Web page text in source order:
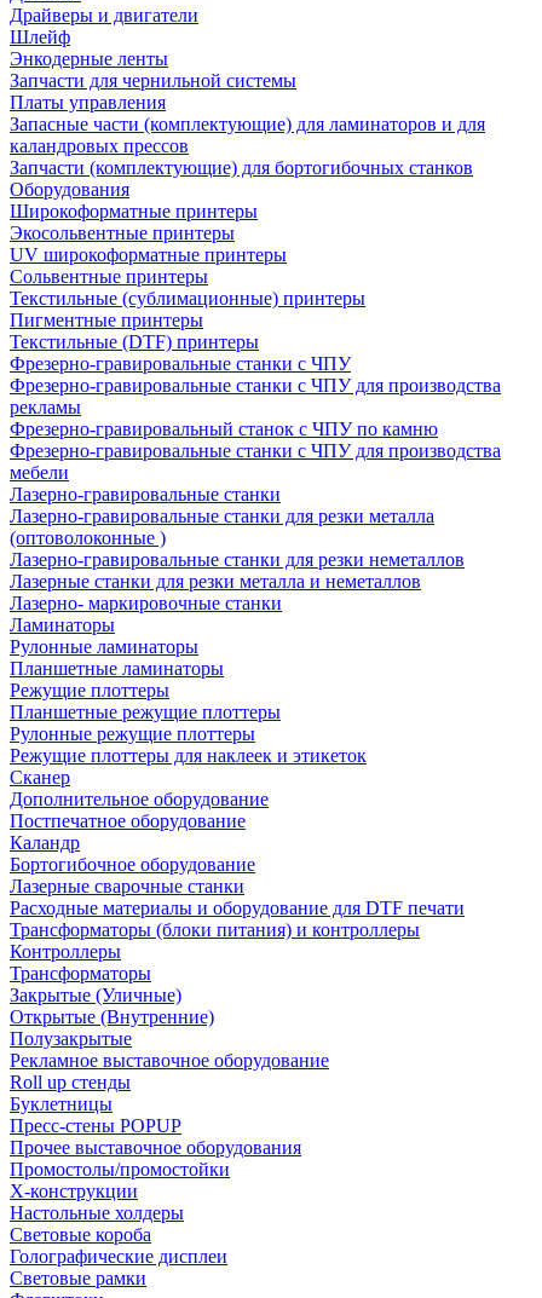
Драйверы и двигатели
Шлейф
Энкодерные ленты
Запчасти для чернильной системы
Платы управления
Запасные части (комплектующие) для ламинаторов и для
каландровых прессов
Запчасти (комплектующие) для бортогибочных станков
Оборудования
Широкоформатные принтеры
Экосольвентные принтеры
UV широкоформатные принтеры
Сольвентные принтеры
Текстильные (сублимационные) принтеры
Пигментные принтеры
Текстильные (DTF) принтеры
Фрезерно-гравировальные станки с ЧПУ
Фрезерно-гравировальные станки с ЧПУ для производства
рекламы
Фрезерно-гравировальный станок с ЧПУ по камню
Фрезерно-гравировальные станки с ЧПУ для производства
мебели
Лазерно-гравировальные станки
Лазерно-гравировальные станки для резки металла
(оптоволоконные )
Лазерно-гравировальные станки для резки неметаллов
Лазерные станки для резки металла и неметаллов
Лазерно- маркировочные станки
Ламинаторы
Рулонные ламинаторы
Планшетные ламинаторы
Режущие плоттеры
Планшетные режущие плоттеры
Рулонные режущие плоттеры
Режущие плоттеры для наклеек и этикеток
Сканер
Дополнительное оборудование
Постпечатное оборудование
Каландр
Бортогибочное оборудование
Лазерные сварочные станки
Расходные материалы и оборудование для DTF печати
Трансформаторы (блоки питания) и контроллеры
Контроллеры
Трансформаторы
Закрытые (Уличные)
Открытые (Внутренние)
Полузакрытые
Рекламное выставочное оборудование
Roll up стенды
Буклетницы
Пресс-стены POPUP
Прочее выставочное оборудования
Промостолы/промостойки
Х-конструкции
Настольные холдеры
Световые короба
Голографические дисплеи
Световые рамки